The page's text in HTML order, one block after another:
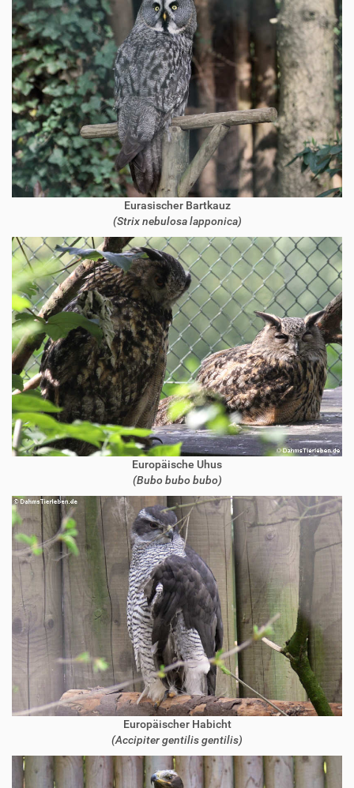
Eurasischer Bartkauz
(Strix nebulosa lapponica)
Europäische Uhus
(Bubo bubo bubo)
Europäischer Habicht
(Accipiter gentilis gentilis)